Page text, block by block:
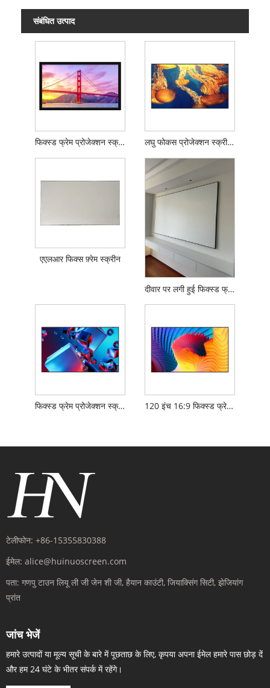
संबंधित उत्पाद
फिक्स्ड फ्रेम प्रोजेक्शन स्क्रीन सिनेमा फिक्स्ड फ्रेम स्क्रीन लघु फोकस प्रोजेक्शन स्क्रीन चित्र फ़्रेम
एएलआर फिक्स फ़्रेम स्क्रीन
दीवार पर लगी हुई फिक्स्ड फ्रेम स्क्रीन
फिक्स्ड फ्रेम प्रोजेक्शन स्क्रीन 120 इंच 16:9 फिक्स्ड फ्रेम प्रोजेक्शन स्क्रीन
टेलीफोन: +86-15355830388
ईमेल: alice@huinuoscreen.com
पता: गणपु टाउन लियू ली जी जेन शी जी, हैयान काउंटी, जियाक्सिंग सिटी, झेजियांग
प्रांत
जांच भेजें
हमारे उत्पादों या मूल्य सूची के बारे में पूछताछ के लिए, कृपया अपना ईमेल हमारे पास छोड़ दें
और हम 24 घंटे के भीतर संपर्क में रहेंगे।